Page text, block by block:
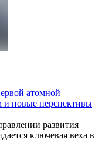
атомной
новые перспективы
развития
ключевая веха в